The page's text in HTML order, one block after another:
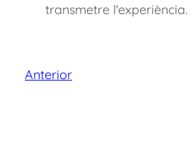
transmetre l'experiència.
Anterior